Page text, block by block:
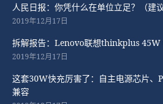
人民日报：你凭什么在单位立足？（建议
2019年12月17日
拆解报告：Lenovo联想thinkplus 45W
2019年12月17日
这套30W快充厉害了：自主电源芯片、
兼容